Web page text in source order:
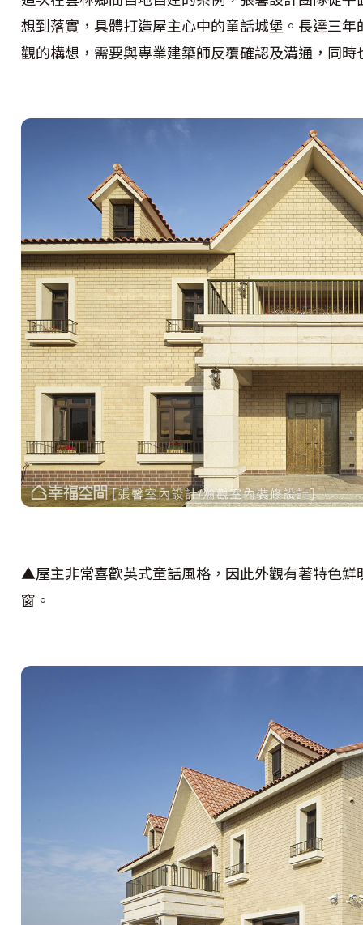
想到落實，具體打造屋主心中的童話城堡。長達三
觀的構想，需要與專業建築師反覆確認及溝通，同
▲屋主非常喜歡英式童話風格，因此外觀有著特色
窗。